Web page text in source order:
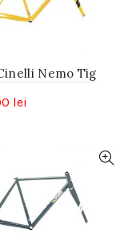
Nemo Tig
lei